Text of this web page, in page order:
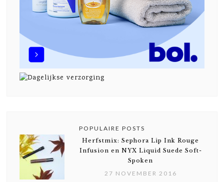
POPULAIRE POSTS
Herfstmix: Sephora Lip Ink Rouge
Infusion en NYX Liquid Suede Soft-
Spoken
27 NOVEMBER 2016